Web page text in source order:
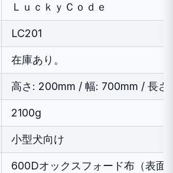
ＬｕｃｋｙＣｏｄｅ
LC201
在庫あり。
高さ: 200mm / 幅: 700mm / 長さ
2100g
小型犬向け
600Dオックスフォード布（表面